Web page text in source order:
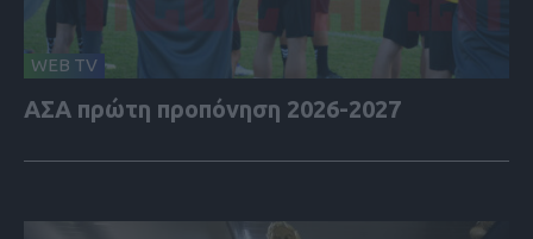
WEB TV
ΑΣΑ πρώτη προπόνηση 2026-2027